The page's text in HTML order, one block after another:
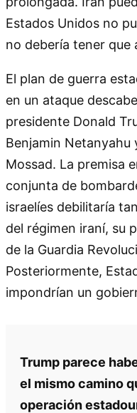
Estados Unidos no
no debería tener que
El plan de guerra
en un ataque
presidente Donald
Benjamin Netanyahu
Mossad. La premisa
conjunta de
israelíes debilitaría
del régimen iraní, su
de la Guardia
Posteriormente,
impondrían un
Trump parece
el mismo camino
operación